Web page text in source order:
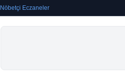
Nöbetçi Eczaneler